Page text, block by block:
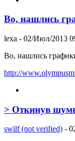
Во, нашлись
lexa - 02/Июл/2013
Во, нашлись
http://
> Откинув
swilf (not verified) -